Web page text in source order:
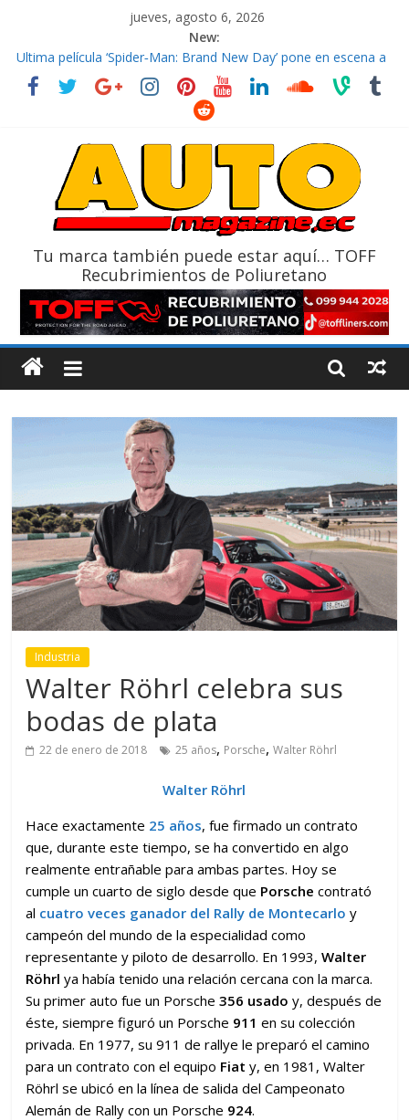
jueves, agosto 6, 2026
New:
El costo de tener un vehículo gana protagonismo a la hora de
decidir
Ultima película ‘Spider‑Man: Brand New Day’ pone en escena a
La Vuelta al Ecuador 2026, edición 47ª, recorre 7 provincias en 8
La FEDAK recibe 12 Sinotruk Bolden para cubrir las rutas de La
Tu marca también puede estar aquí… TOFF
Recubrimientos de Poliuretano
Industria
Walter Röhrl celebra sus
bodas de plata
22 de enero de 2018 25 años, Porsche,Walter Röhrl
Walter Röhrl
Hace exactamente 25 años, fue firmado un contrato
que, durante este tiempo, se ha convertido en algo
realmente entrañable para ambas partes. Hoy se
cumple un cuarto de siglo desde que Porsche contrató
al cuatro veces ganador del Rally de Montecarlo y
campeón del mundo de la especialidad como
representante y piloto de desarrollo. En 1993,Walter
Röhrl ya había tenido una relación cercana con la marca.
Su primer auto fue un Porsche 356 usado y, después de
éste, siempre figuró un Porsche 911 en su colección
privada. En 1977, su 911 de rallye le preparó el camino
para un contrato con el equipo Fiat y, en 1981, Walter
Röhrl se ubicó en la línea de salida del Campeonato
Alemán de Rally con un Porsche 924.